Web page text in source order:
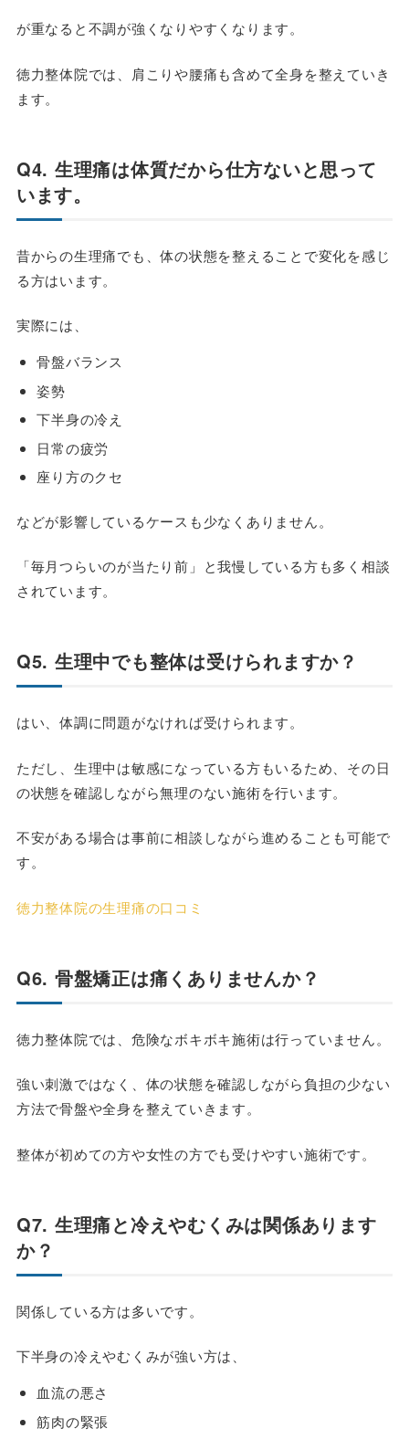
が重なると不調が強くなりやすくなります。
徳力整体院では、肩こりや腰痛も含めて全身を整えていき
ます。
Q4. 生理痛は体質だから仕方ないと思って
います。
昔からの生理痛でも、体の状態を整えることで変化を感じ
る方はいます。
実際には、
骨盤バランス
姿勢
下半身の冷え
日常の疲労
座り方のクセ
などが影響しているケースも少なくありません。
「毎月つらいのが当たり前」と我慢している方も多く相談
されています。
Q5. 生理中でも整体は受けられますか？
はい、体調に問題がなければ受けられます。
ただし、生理中は敏感になっている方もいるため、その日
の状態を確認しながら無理のない施術を行います。
不安がある場合は事前に相談しながら進めることも可能で
す。
徳力整体院の生理痛の口コミ
Q6. 骨盤矯正は痛くありませんか？
徳力整体院では、危険なボキボキ施術は行っていません。
強い刺激ではなく、体の状態を確認しながら負担の少ない
方法で骨盤や全身を整えていきます。
整体が初めての方や女性の方でも受けやすい施術です。
Q7. 生理痛と冷えやむくみは関係あります
か？
関係している方は多いです。
下半身の冷えやむくみが強い方は、
血流の悪さ
筋肉の緊張